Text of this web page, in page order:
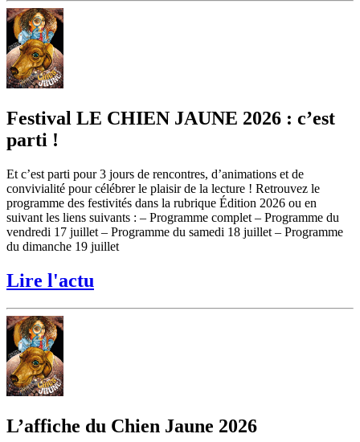
Festival LE CHIEN JAUNE 2026 : c’est
parti !
Et c’est parti pour 3 jours de rencontres, d’animations et de
convivialité pour célébrer le plaisir de la lecture ! Retrouvez le
programme des festivités dans la rubrique Édition 2026 ou en
suivant les liens suivants : – Programme complet – Programme du
vendredi 17 juillet – Programme du samedi 18 juillet – Programme
du dimanche 19 juillet
Lire l'actu
L’affiche du Chien Jaune 2026